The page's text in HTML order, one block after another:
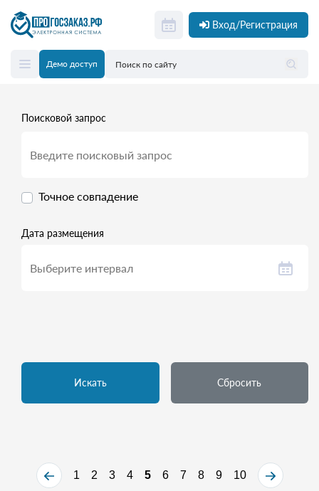
Вход/Регистрация
Демо доступ
Поисковой запрос
Точное совпадение
Дата размещения
Искать Сбросить
1 2 3 4 5 6 7 8 9 10